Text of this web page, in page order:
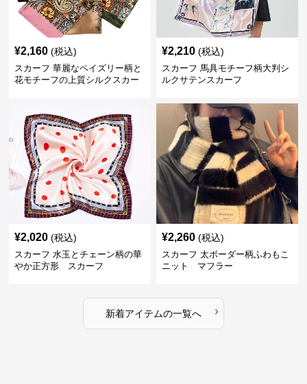
¥2,160 (税込)
スカーフ 華麗なペイズリー柄と
花モチーフの上質シルクスカー
¥2,210 (税込)
スカーフ 馬具モチーフ柄大判シ
ルクサテンスカーフ
¥2,020 (税込)
スカーフ 水玉とチェーン柄の華
やか正方形 スカーフ
¥2,260 (税込)
スカーフ 太ボーダー柄ふわもこ
ニット マフラー
新着アイテムの一覧へ ›